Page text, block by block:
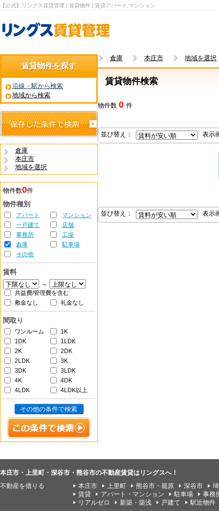
【公式】リングス賃貸管理 | 賃貸物件 | 賃貸アパート,マンション
賃貸物件を探す
沿線・駅から検索
地域から検索
倉庫
本庄市
地域を選択
物件数0件
物件種別
アパート
マンション
一戸建て
店舗
事務所
工場
倉庫
駐車場
その他
賃料
～
共益費/管理費を含む
敷金なし
礼金なし
間取り
ワンルーム
1K
1DK
1LDK
2K
2DK
2LDK
3K
3DK
3LDK
4K
4DK
4LDK
4LDK以上
その他の条件で検索
倉庫 本庄市 地域を選択
賃貸物件検索
物件数 0 件
並び替え： 表示
並び替え： 表示
本庄市・上里町・深谷市・熊谷市の不動産賃貸はリングスへ！
不動産を借りる
本庄市 上里町 熊谷市・籠原 深谷市
賃貸
アパート・マンション 駐車場
事務
リアルゼロ
新築・築浅 戸建て
駅近物件